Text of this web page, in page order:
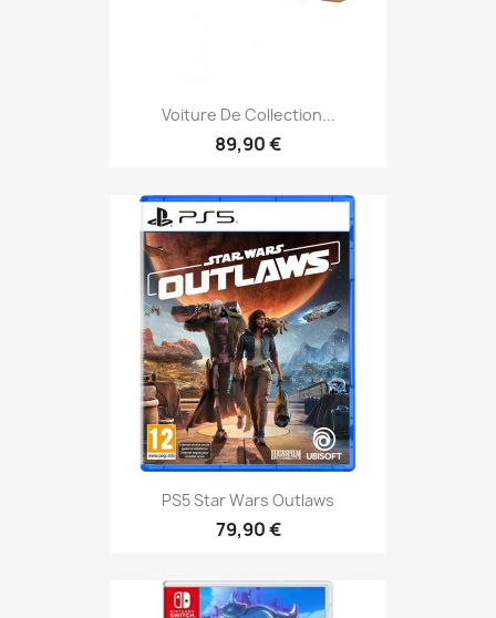
Voiture De Collection...
89,90 €
PS5 Star Wars Outlaws
79,90 €